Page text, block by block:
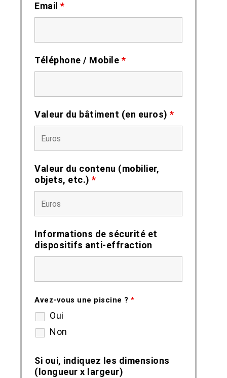
Email *
Téléphone / Mobile *
Valeur du bâtiment (en euros) *
Valeur du contenu (mobilier,
objets, etc.) *
Informations de sécurité et
dispositifs anti-effraction
Avez-vous une piscine ? *
Oui
Non
Si oui, indiquez les dimensions
(longueur x largeur)